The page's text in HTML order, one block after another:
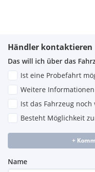
Händler kontaktieren
Das will ich über das
Ist eine Probefahrt
Weitere
Ist das Fahrzeug noch
Besteht Möglichkeit
+
Name